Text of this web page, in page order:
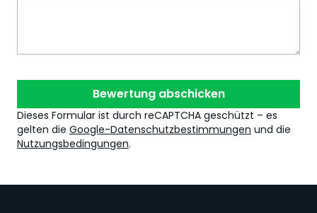
Bewertung abschicken
Dieses Formular ist durch reCAPTCHA geschützt – es
gelten die Google-Datenschutzbestimmungen und die
Nutzungsbedingungen.